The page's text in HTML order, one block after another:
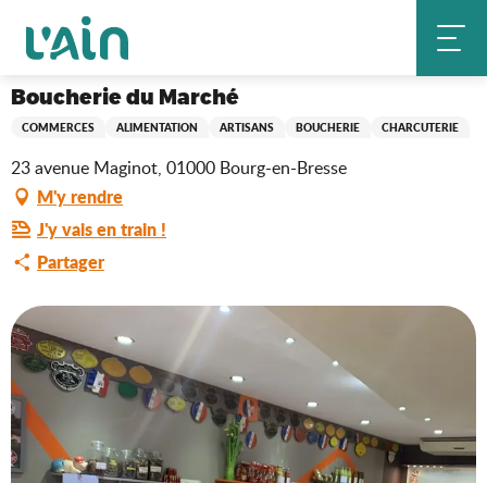
contenu
principal
Accueil Boucherie du Marché
Boucherie du Marché
COMMERCES ALIMENTATION ARTISANS BOUCHERIE CHARCUTERIE
23 avenue Maginot, 01000 Bourg-en-Bresse
M'y rendre
J'y vais en train !
Partager